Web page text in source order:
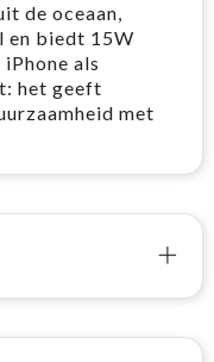
de oceaan,
en biedt 15W
als
het geeft
met